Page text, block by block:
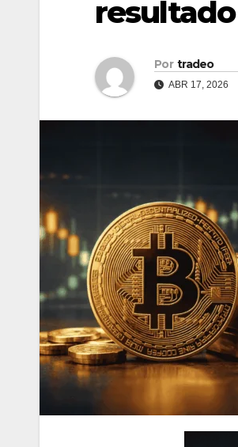
Por tradeo
ABR 17, 2026